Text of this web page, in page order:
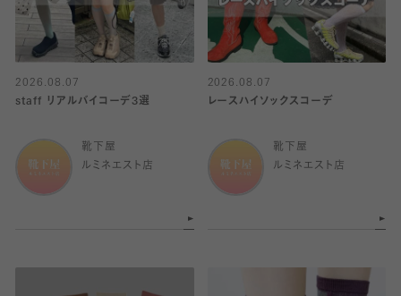
2026.08.07
staff リアルバイコーデ3選
靴下屋
ルミネエスト店
2026.08.07
レースハイソックスコーデ
靴下屋
ルミネエスト店